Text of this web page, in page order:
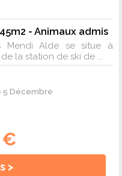
- Animaux admis
Mendi Alde se situe à
la station de ski de ...
5 Décembre
€
>